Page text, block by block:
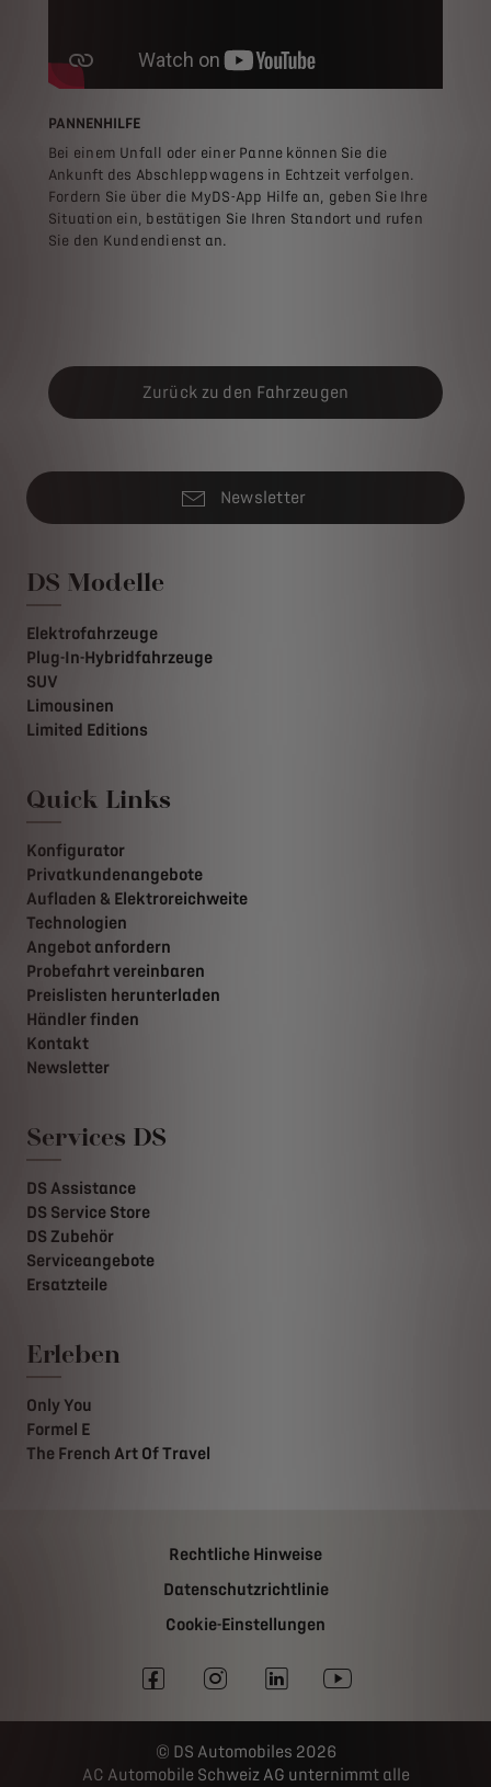
PANNENHILFE
Bei einem Unfall oder einer Panne können Sie die
Ankunft des Abschleppwagens in Echtzeit verfolgen.
Fordern Sie über die MyDS-App Hilfe an, geben Sie Ihre
Situation ein, bestätigen Sie Ihren Standort und rufen
Sie den Kundendienst an.
Zurück zu den Fahrzeugen
Newsletter
DS Modelle
Elektrofahrzeuge
Plug-In-Hybridfahrzeuge
SUV
Limousinen
Limited Editions
Quick Links
Konfigurator
Privatkundenangebote
Aufladen & Elektroreichweite
Technologien
Angebot anfordern
Probefahrt vereinbaren
Preislisten herunterladen
Händler finden
Kontakt
Newsletter
Services DS
DS Assistance
DS Service Store
DS Zubehör
Serviceangebote
Ersatzteile
Erleben
Only You
Formel E
The French Art Of Travel
Rechtliche Hinweise
Datenschutzrichtlinie
Cookie-Einstellungen
DS Automobiles 2026
AC Automobile Schweiz AG unternimmt alle